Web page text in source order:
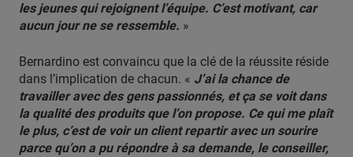
les jeunes qui rejoignent l’équipe. C’est motivant, car
aucun jour ne se ressemble. »
Bernardino est convaincu que la clé de la réussite réside
dans l’implication de chacun. « J’ai la chance de
travailler avec des gens passionnés, et ça se voit dans
la qualité des produits que l’on propose. Ce qui me plaît
le plus, c’est de voir un client repartir avec un sourire
parce qu’on a pu répondre à sa demande, le conseiller,